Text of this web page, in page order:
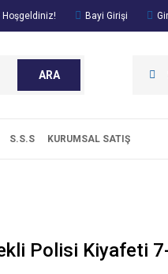
Hoşgeldiniz! Bayi Girişi
ARA
S.S.S KURUMSAL SATIŞ
Polisi Kiyafeti